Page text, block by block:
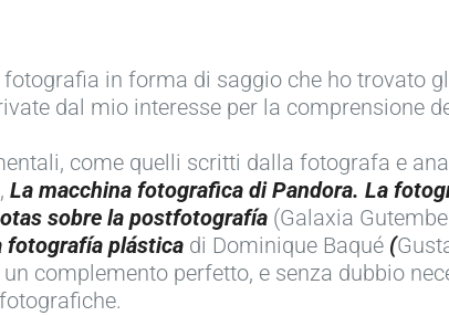
in forma di saggio che ho trovato
dal mio interesse per la comprensione
come quelli scritti dalla fotografa e
La macchina fotografica di Pandora. La
sobre la postfotografía (Galaxia
fotografía plástica di Dominique Baqué (
complemento perfetto, e senza dubbio